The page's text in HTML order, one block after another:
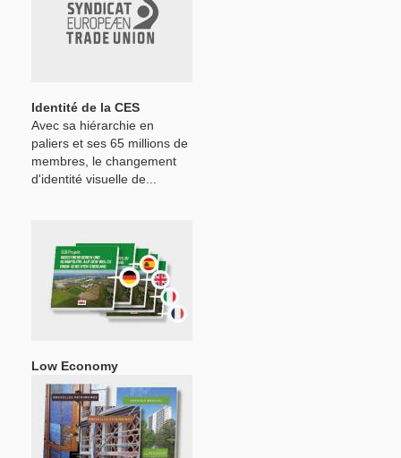
Identité de la CES
Avec sa hiérarchie en
paliers et ses 65 millions de
membres, le changement
d'identité visuelle de...
Low Economy